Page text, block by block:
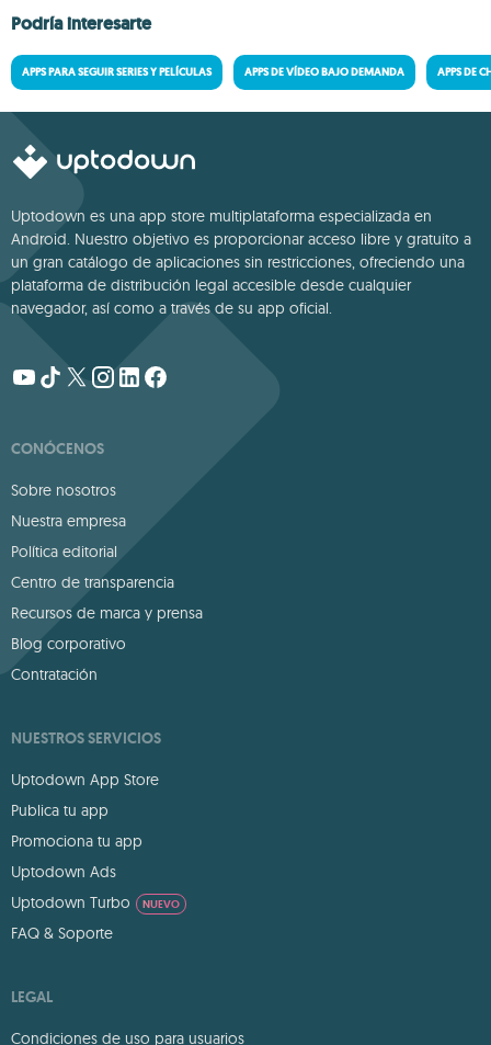
Podría interesarte
APPS PARA SEGUIR SERIES Y PELÍCULAS APPS DE VÍDEO BAJO DEMANDA APPS DE
Uptodown es una app store multiplataforma especializada en
Android. Nuestro objetivo es proporcionar acceso libre y gratuito a
un gran catálogo de aplicaciones sin restricciones, ofreciendo una
plataforma de distribución legal accesible desde cualquier
navegador, así como a través de su app oficial.
CONÓCENOS
Sobre nosotros
Nuestra empresa
Política editorial
Centro de transparencia
Recursos de marca y prensa
Blog corporativo
Contratación
NUESTROS SERVICIOS
Uptodown App Store
Publica tu app
Promociona tu app
Uptodown Ads
Uptodown Turbo
NUEVO
FAQ & Soporte
LEGAL
Condiciones de uso para usuarios